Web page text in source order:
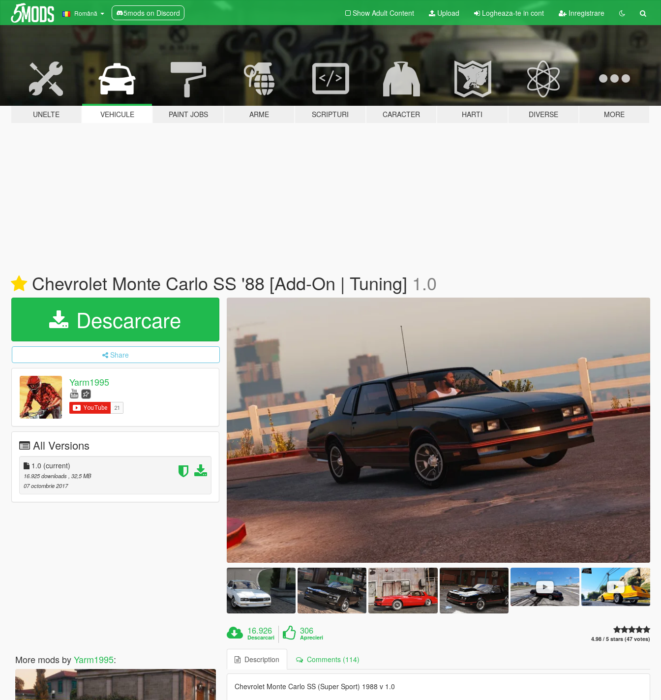
Română 5mods on Discord Show Adult Content Upload Logheaza-te in cont Inregistrare
UNELTE VEHICULE PAINT JOBS ARME SCRIPTURI CARACTER HARTI DIVERSE MORE
Chevrolet Monte Carlo SS '88 [Add-On | Tuning] 1.0
Descarcare
Share
Yarm1995
All Versions
1.0 (current)
16.925 downloads , 32,5 MB
07 octombrie 2017
More mods byYarm1995:
16.926
Descarcari
306
Aprecieri 4.98 / 5 stars (47 votes)
Description Comments (114)
Chevrolet Monte Carlo SS (Super Sport) 1988 v 1.0